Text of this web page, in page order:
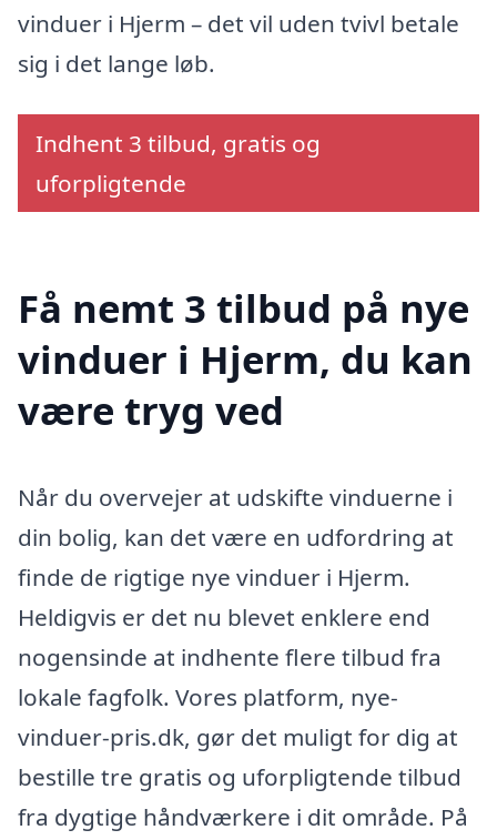
vinduer i Hjerm – det vil uden tvivl betale
sig i det lange løb.
Indhent 3 tilbud, gratis og
uforpligtende
Få nemt 3 tilbud på nye
vinduer i Hjerm, du kan
være tryg ved
Når du overvejer at udskifte vinduerne i
din bolig, kan det være en udfordring at
finde de rigtige nye vinduer i Hjerm.
Heldigvis er det nu blevet enklere end
nogensinde at indhente flere tilbud fra
lokale fagfolk. Vores platform, nye-
vinduer-pris.dk, gør det muligt for dig at
bestille tre gratis og uforpligtende tilbud
fra dygtige håndværkere i dit område. På